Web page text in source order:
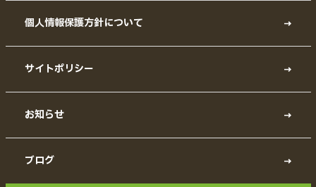
個人情報保護方針について
サイトポリシー
お知らせ
ブログ